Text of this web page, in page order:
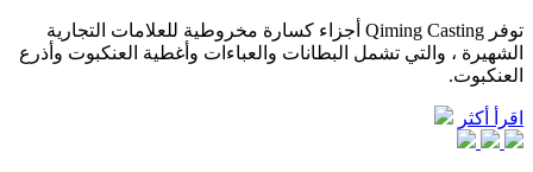
توفر Qiming Casting أجزاء كسارة مخروطية للعلامات التجارية
الشهيرة ، والتي تشمل البطانات والعباءات وأغطية العنكبوت وأذرع
العنكبوت.
اقرأ أكثر